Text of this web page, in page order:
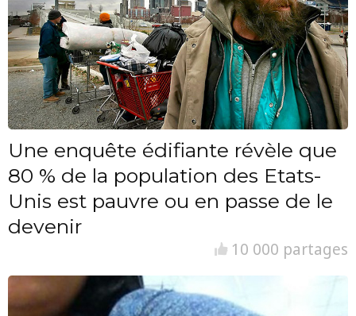
Une enquête édifiante révèle que
80 % de la population des Etats-
Unis est pauvre ou en passe de le
devenir
10 000 partages